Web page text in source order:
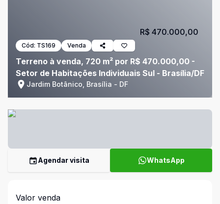
Cód: TS169 Venda
Terreno à venda, 720 m² por R$ 470.000,00 -
Setor de Habitações Individuais Sul - Brasília/DF
Jardim Botânico, Brasília - DF
R$ 470.000,00
Agendar visita WhatsApp
Valor venda